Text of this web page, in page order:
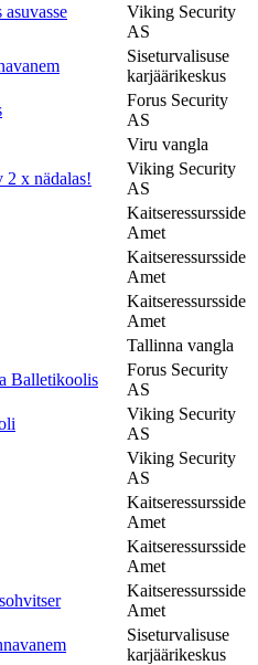
Viking Security
AS
Siseturvalisuse
karjäärikeskus
Forus Security
AS
Viru vangla
2 x nädalas!
Viking Security
AS
Kaitseressursside
Amet
Kaitseressursside
Amet
Kaitseressursside
Amet
Tallinna vangla
Balletikoolis
Forus Security
AS
Viking Security
AS
Viking Security
AS
Kaitseressursside
Amet
Kaitseressursside
Amet
Kaitseressursside
Amet
Siseturvalisuse
karjäärikeskus